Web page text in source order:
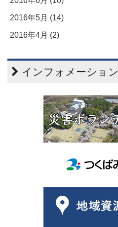
2016年5月 (14)
2016年4月 (2)
インフォメーション